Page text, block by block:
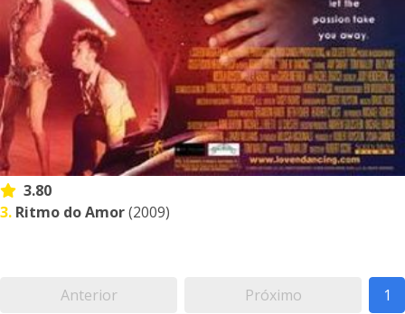
3.80
3. Ritmo do Amor(2009)
Anterior Próximo 1